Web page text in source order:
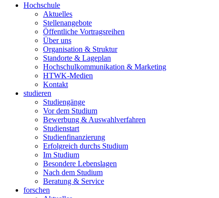
Hochschule
Aktuelles
Stellenangebote
Öffentliche Vortragsreihen
Über uns
Organisation & Struktur
Standorte & Lageplan
Hochschulkommunikation & Marketing
HTWK-Medien
Kontakt
studieren
Studiengänge
Vor dem Studium
Bewerbung & Auswahlverfahren
Studienstart
Studienfinanzierung
Erfolgreich durchs Studium
Im Studium
Besondere Lebenslagen
Nach dem Studium
Beratung & Service
forschen